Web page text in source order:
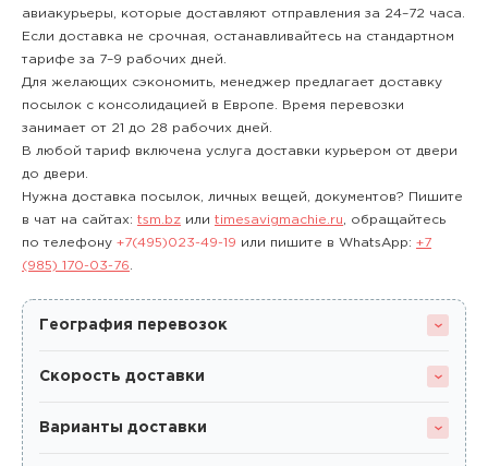
авиакурьеры, которые доставляют отправления за 24–72 часа.
Если доставка не срочная, останавливайтесь на стандартном
тарифе за 7–9 рабочих дней.
Для желающих сэкономить, менеджер предлагает доставку
посылок с консолидацией в Европе. Время перевозки
занимает от 21 до 28 рабочих дней.
В любой тариф включена услуга доставки курьером от двери
до двери.
Нужна доставка посылок, личных вещей, документов? Пишите
в чат на сайтах: tsm.bz или timesavigmachie.ru , обращайтесь
по телефону +7(495)023-49-19 или пишите в WhatsApp: +7
(985) 170-03-76
География перевозок
Скорость доставки
Варианты доставки